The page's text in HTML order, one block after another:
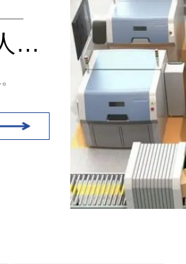
在新零售时代，AGV机器人必然会取代人工（无线充电）